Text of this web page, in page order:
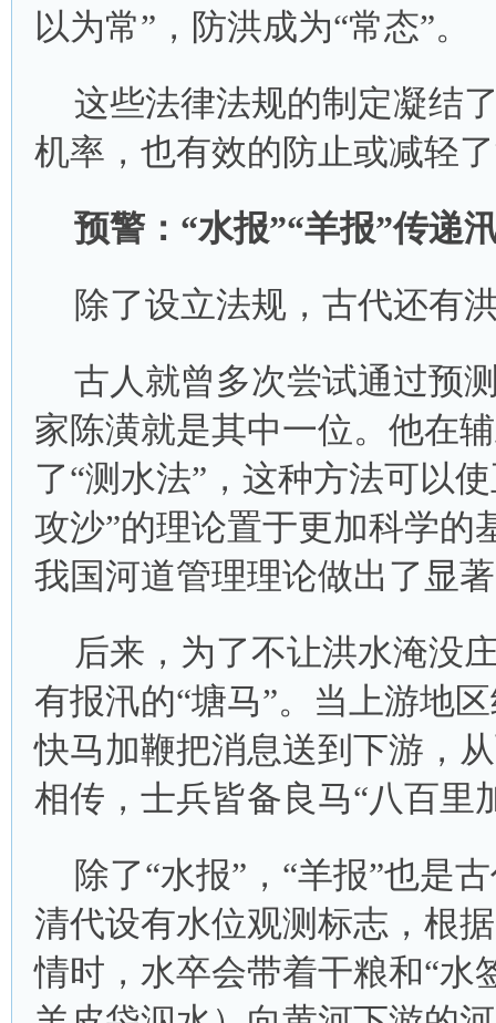
以为常”，防洪成为“常态”。
这些法律法规的制定凝结
机率，也有效的防止或减轻
预警：“水报”“羊报”传递
除了设立法规，古代还有
古人就曾多次尝试通过预
家陈潢就是其中一位。他在
了“测水法”，这种方法可以
攻沙”的理论置于更加科学的
我国河道管理理论做出了显
后来，为了不让洪水淹没
有报汛的“塘马”。当上游地
快马加鞭把消息送到下游，
相传，士兵皆备良马“八百里
除了“水报”，“羊报”也是
清代设有水位观测标志，根
情时，水卒会带着干粮和“水